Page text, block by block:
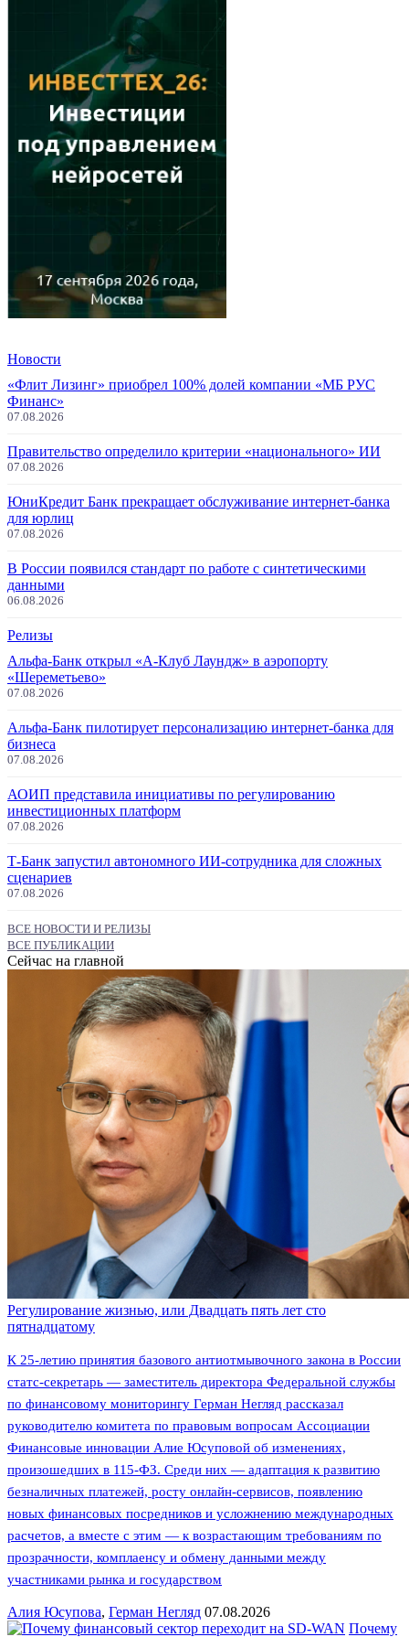
Новости
«Флит Лизинг» приобрел 100% долей компании «МБ РУС
Финанс»
07.08.2026
Правительство определило критерии «национального» ИИ
07.08.2026
ЮниКредит Банк прекращает обслуживание интернет-банка
для юрлиц
07.08.2026
В России появился стандарт по работе с синтетическими
данными
06.08.2026
Релизы
Альфа-Банк открыл «А-Клуб Лаундж» в аэропорту
«Шереметьево»
07.08.2026
Альфа-Банк пилотирует персонализацию интернет-банка для
бизнеса
07.08.2026
АОИП представила инициативы по регулированию
инвестиционных платформ
07.08.2026
Т-Банк запустил автономного ИИ-сотрудника для сложных
сценариев
07.08.2026
ВСЕ НОВОСТИ И РЕЛИЗЫ
ВСЕ ПУБЛИКАЦИИ
Сейчас на главной
Регулирование жизнью, или Двадцать пять лет сто
пятнадцатому
К 25-летию принятия базового антиотмывочного закона в России
статс-секретарь — заместитель директора Федеральной службы
по финансовому мониторингу Герман Негляд рассказал
руководителю комитета по правовым вопросам Ассоциации
Финансовые инновации Алие Юсуповой об изменениях,
произошедших в 115-ФЗ. Среди них — адаптация к развитию
безналичных платежей, росту онлайн-сервисов, появлению
новых финансовых посредников и усложнению международных
расчетов, а вместе с этим — к возрастающим требованиям по
прозрачности, комплаенсу и обмену данными между
участниками рынка и государством
Алия Юсупова, Герман Негляд 07.08.2026
Почему